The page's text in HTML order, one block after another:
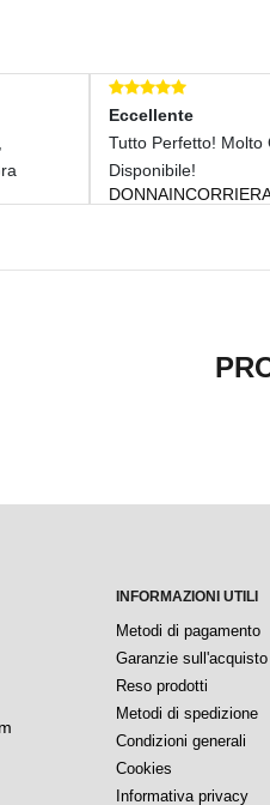
Tutto Perfetto! Molto Gentile E
Disponibile!
DONNAINCORRIERA86
INFORMAZIONI UTILI
Metodi di pagamento
Garanzie sull'acquisto
Reso prodotti
Metodi di spedizione
Condizioni generali
Cookies
Informativa privacy